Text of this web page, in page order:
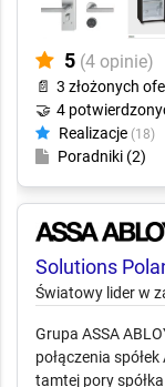
5 (4 opinie)
📄 3 złożonych
🤝 4
Realizacje (18)
Poradniki (2)
Solutions
Światowy lider w
Grupa ASSA
połączenia
tamtej pory spółka